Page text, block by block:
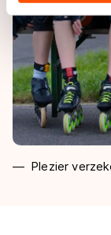
adequaat
Door op
overdracht.
Plezier